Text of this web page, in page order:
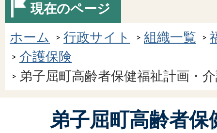
現在のページ
ホーム
行政サイト 組織一覧
介護保険
弟子屈町高齢者保健福祉計画・
弟子屈町高齢者保